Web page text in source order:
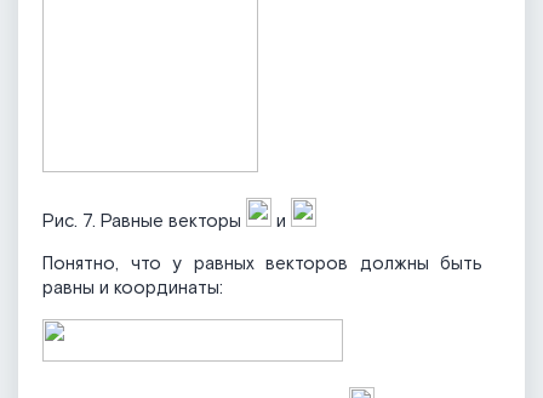
Рис. 7. Равные векторы
и
Понятно, что у равных векторов должны быть
равны и координаты: